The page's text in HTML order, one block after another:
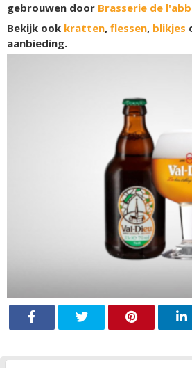
gebrouwen door Brasserie de
Bekijk ook kratten, flessen, blikjes
aanbieding.